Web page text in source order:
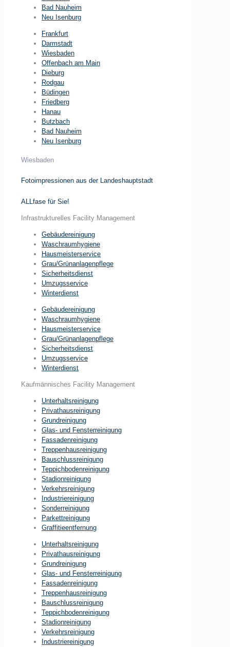
Bad Nauheim
Neu Isenburg
Frankfurt
Darmstadt
Wiesbaden
Offenbach am Main
Dieburg
Rodgau
Büdingen
Friedberg
Hanau
Butzbach
Bad Nauheim
Neu Isenburg
Wiesbaden
Fotoimpressionen aus der Landeshauptstadt
ALLfase für Sie!
Infrastrukturelles Facility Management
Gebäudereinigung
Waschraumhygiene
Hausmeisterservice
Grau/Grünanlagenpflege
Sicherheitsdienst
Umzugsservice
Winterdienst
Gebäudereinigung
Waschraumhygiene
Hausmeisterservice
Grau/Grünanlagenpflege
Sicherheitsdienst
Umzugsservice
Winterdienst
Kaufmännisches Facility Management
Unterhaltsreinigung
Privathausreinigung
Grundreinigung
Glas- und Fensterreinigung
Fassadenreinigung
Treppenhausreinigung
Bauschlussreinigung
Teppichbodenreinigung
Stadionreinigung
Verkehrsreinigung
Industriereinigung
Sonderreinigung
Parkettreinigung
Graffitieentfernung
Unterhaltsreinigung
Privathausreinigung
Grundreinigung
Glas- und Fensterreinigung
Fassadenreinigung
Treppenhausreinigung
Bauschlussreinigung
Teppichbodenreinigung
Stadionreinigung
Verkehrsreinigung
Industriereinigung